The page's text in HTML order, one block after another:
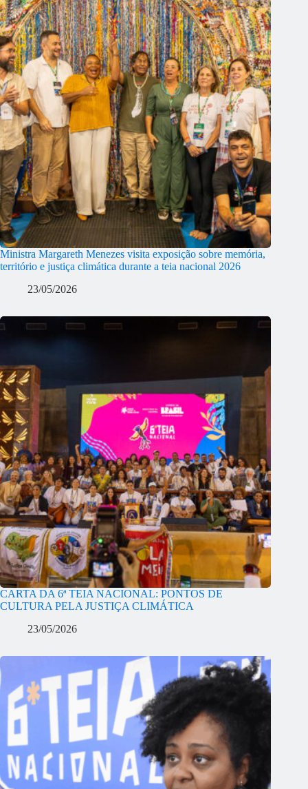
Ministra Margareth Menezes visita exposição sobre memória,
território e justiça climática durante a teia nacional 2026
23/05/2026
CARTA DA 6ª TEIA NACIONAL: PONTOS DE
CULTURA PELA JUSTIÇA CLIMÁTICA
23/05/2026